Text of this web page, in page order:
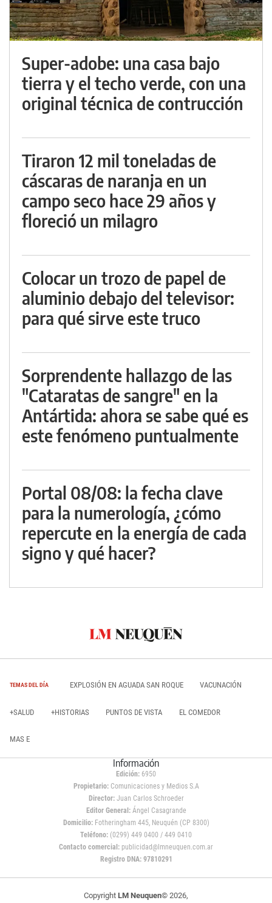
Super-adobe: una casa bajo
tierra y el techo verde, con una
original técnica de contrucción
Tiraron 12 mil toneladas de
cáscaras de naranja en un
campo seco hace 29 años y
floreció un milagro
Colocar un trozo de papel de
aluminio debajo del televisor:
para qué sirve este truco
Sorprendente hallazgo de las
"Cataratas de sangre" en la
Antártida: ahora se sabe qué es
este fenómeno puntualmente
Portal 08/08: la fecha clave
para la numerología, ¿cómo
repercute en la energía de cada
signo y qué hacer?
TEMAS DEL DÍA EXPLOSIÓN EN AGUADA SAN ROQUE VACUNACIÓN
+SALUD +HISTORIAS PUNTOS DE VISTA EL COMEDOR
MAS E
Información
Edición: 6950
Propietario:Comunicaciones y Medios S.A
Director: Juan Carlos Schroeder
Editor General:Ángel Casagrande
Domicilio:Fotheringham 445, Neuquén (CP 8300)
Teléfono: (0299) 449 0400 / 449 0410
Contacto comercial: publicidad@lmneuquen.com.ar
Registro DNA: 97810291
Copyright LM Neuquen© 2026,